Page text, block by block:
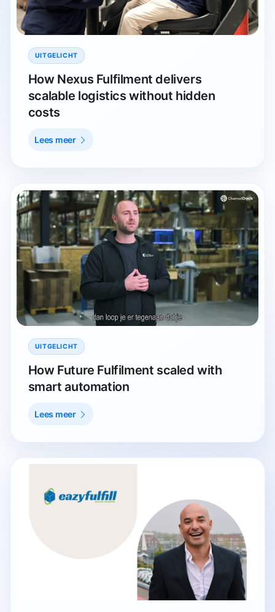
UITGELICHT
How Nexus Fulfilment delivers
scalable logistics without hidden
costs
Lees meer
UITGELICHT
How Future Fulfilment scaled with
smart automation
Lees meer